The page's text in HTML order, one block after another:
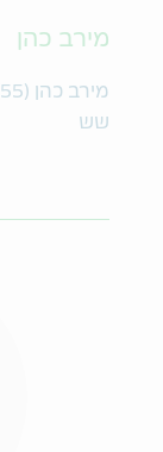
מירב כהן
שש